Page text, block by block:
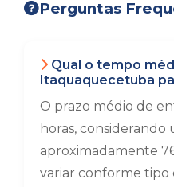
Perguntas
Qual o tempo
Itaquaquecetuba
O prazo médio de
horas, considerando
aproximadamente
variar conforme tipo